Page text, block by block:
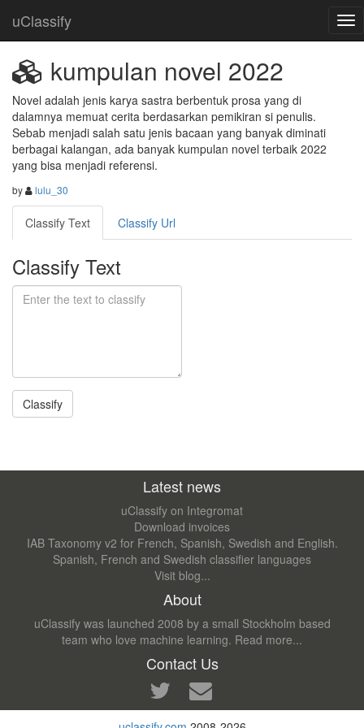
uClassify
kumpulan novel 2022
Novel adalah jenis karya sastra berbentuk prosa yang di
dalamnya memuat cerita berdasarkan pemikiran si penulis.
Sebab menjadi salah satu jenis bacaan yang banyak diminati
berbagai kalangan, ada banyak kumpulan novel terbaik 2022
yang bisa menjadi referensi.
by lulu_30
Classify Text Classify Url
Classify Text
Latest news
uClassify on Integromat
Download invoices
IAB Taxonomy v2 for French, Spanish, Swedish and English.
Spanish, French and Swedish classifier languages
Visit blog...
About
uClassify was launched 2008 by a small Stockholm based
team who love machine learning. Read more...
Contact Us